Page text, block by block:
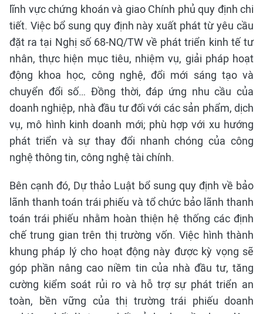
lĩnh vực chứng khoán và giao Chính phủ quy định chi
tiết. Việc bổ sung quy định này xuất phát từ yêu cầu
đặt ra tại Nghị số 68-NQ/TW về phát triển kinh tế tư
nhân, thực hiện mục tiêu, nhiệm vụ, giải pháp hoạt
động khoa học, công nghệ, đổi mới sáng tạo và
chuyển đổi số… Đồng thời, đáp ứng nhu cầu của
doanh nghiệp, nhà đầu tư đối với các sản phẩm, dịch
vụ, mô hình kinh doanh mới; phù hợp với xu hướng
phát triển và sự thay đổi nhanh chóng của công
nghệ thông tin, công nghệ tài chính.
Bên cạnh đó, Dự thảo Luật bổ sung quy định về bảo
lãnh thanh toán trái phiếu và tổ chức bảo lãnh thanh
toán trái phiếu nhằm hoàn thiện hệ thống các định
chế trung gian trên thị trường vốn. Việc hình thành
khung pháp lý cho hoạt động này được kỳ vọng sẽ
góp phần nâng cao niềm tin của nhà đầu tư, tăng
cường kiểm soát rủi ro và hỗ trợ sự phát triển an
toàn, bền vững của thị trường trái phiếu doanh